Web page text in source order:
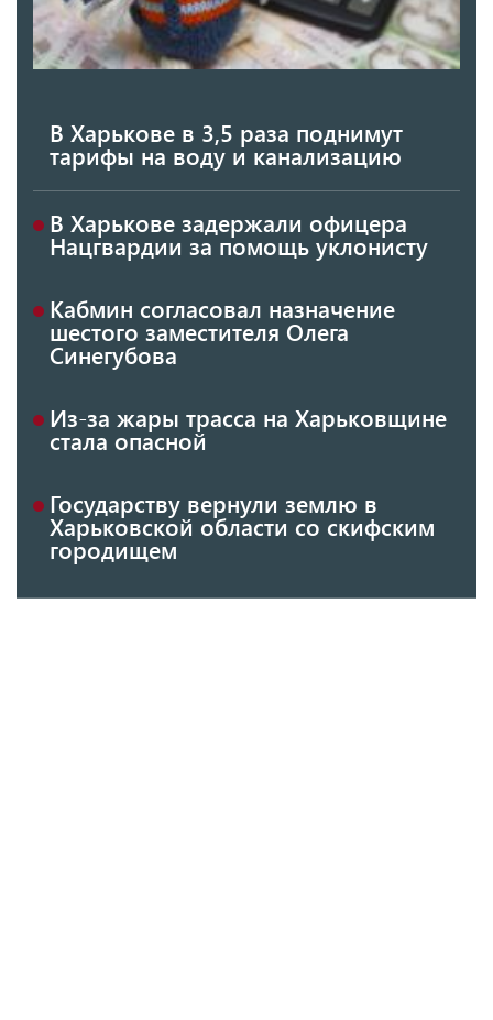
В Харькове в 3,5 раза поднимут
тарифы на воду и канализацию
В Харькове задержали офицера
Нацгвардии за помощь уклонисту
Кабмин согласовал назначение
шестого заместителя Олега
Синегубова
Из-за жары трасса на Харьковщине
стала опасной
Государству вернули землю в
Харьковской области со скифским
городищем